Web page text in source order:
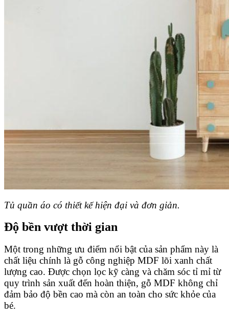
Tủ quần áo có thiết kế hiện đại và đơn giản.
Độ bền vượt thời gian
Một trong những ưu điểm nổi bật của sản phẩm này là
chất liệu chính là gỗ công nghiệp MDF lõi xanh chất
lượng cao. Được chọn lọc kỹ càng và chăm sóc tỉ mỉ từ
quy trình sản xuất đến hoàn thiện, gỗ MDF không chỉ
đảm bảo độ bền cao mà còn an toàn cho sức khỏe của
bé.